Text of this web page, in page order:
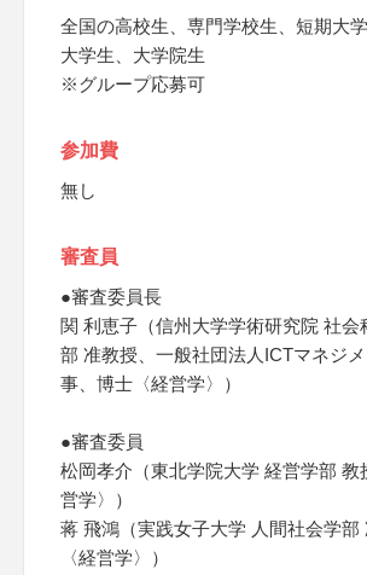
全国の高校生、専門学校生、短期大学
大学生、大学院生
※グループ応募可
参加費
無し
審査員
●審査委員長
関 利恵子（信州大学学術研究院 社会
部 准教授、一般社団法人ICTマネジ
事、博士〈経営学〉）
●審査委員
松岡孝介（東北学院大学 経営学部 教
営学〉）
蒋 飛鴻（実践女子大学 人間社会学部
〈経営学〉）